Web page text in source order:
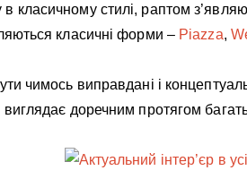
класичному стилі, раптом
класичні форми – Piazza,
чимось виправдані і
доречним протягом